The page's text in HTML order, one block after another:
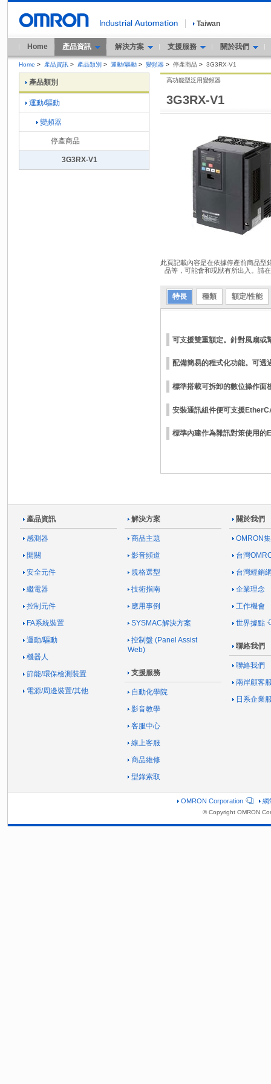
Taiwan
Home 產品資訊 解決方案 支援服務 關於我們
Home > 產品資訊 > 產品類別 > 運動/驅動 > 變頻器 > 停產商品 > 3G3RX-V1
3G3RX-V1
高功能型泛用變頻器
此頁記載內容是在依據停產前商品型
品等，可能會和現狀有所出入。請
特長 種類 額定/性能
可支援雙重額定。針對風扇或
配備簡易的程式化功能。可透
標準搭載可拆卸的數位操作面
安裝通訊組件便可支援
標準內建作為雜訊對策使用的
產品類別
運動/驅動
變頻器
停產商品
3G3RX-V1
產品資訊
感測器
開關
安全元件
繼電器
控制元件
FA系統裝置
運動/驅動
機器人
節能/環保檢測裝置
電源/周邊裝置/其他
解決方案
商品主題
影音頻道
規格選型
技術指南
應用事例
SYSMAC解決方案
控制盤 (Panel Assist
Web)
支援服務
自動化學院
影音教學
客服中心
線上客服
商品維修
型錄索取
關於我們
OMRON
台灣
台灣經銷
企業理念
工作機會
世界據點
聯絡我們
聯絡我們
兩岸顧客
日系企業
OMRON Corporation 網
© Copyright OMRON